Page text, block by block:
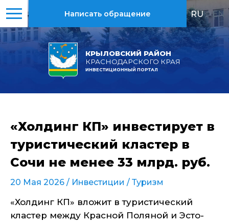
КРЫЛОВСКИЙ РАЙОН
КРАСНОДАРСКОГО КРАЯ
ИНВЕСТИЦИОННЫЙ ПОРТАЛ
Написать обращение RU | EN
«Холдинг КП» инвестирует в
туристический кластер в
Сочи не менее 33 млрд. руб.
20 Мая 2026 / Инвестиции / Туризм
«Холдинг КП» вложит в туристический
кластер между Красной Поляной и Эсто-